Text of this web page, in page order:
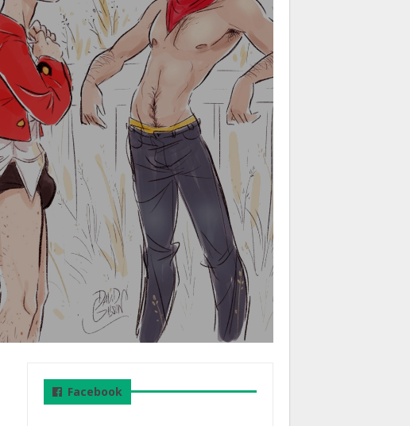
Facebook